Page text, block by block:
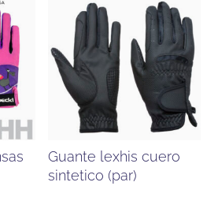
guante lexhis cuero
sintetico (par)